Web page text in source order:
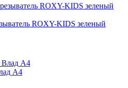
ROXY-KIDS зеленый
А4